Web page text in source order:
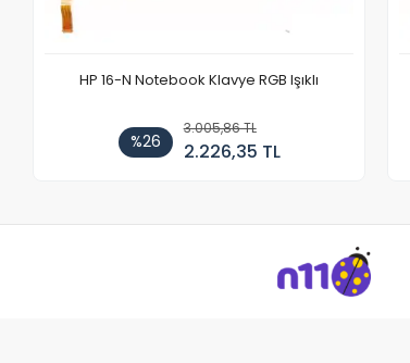
HP 16-N Notebook Klavye RGB Işıklı
%26
3.005,86 TL
2.226,35 TL